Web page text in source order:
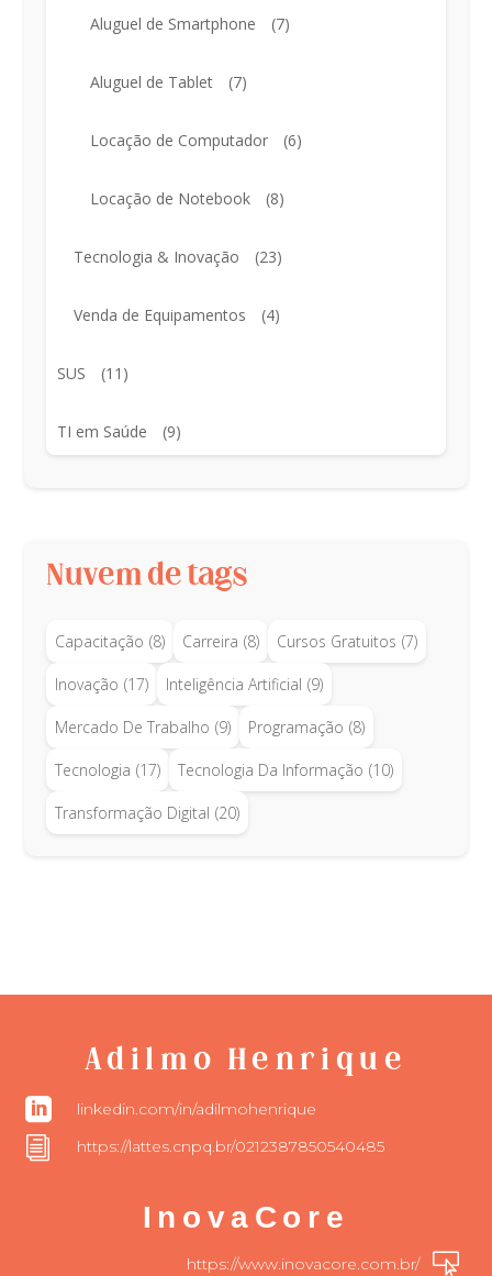
Aluguel de Smartphone (7)
Aluguel de Tablet (7)
Locação de Computador (6)
Locação de Notebook (8)
Tecnologia & Inovação (23)
Venda de Equipamentos (4)
SUS (11)
TI em Saúde (9)
Nuvem de tags
Capacitação (8) Carreira (8) Cursos Gratuitos (7)
Inovação (17) Inteligência Artificial (9)
Mercado De Trabalho (9) Programação (8)
Tecnologia (17) Tecnologia Da Informação (10)
Transformação Digital (20)
Adilmo Henrique
 linkedin.com/in/adilmohenrique
i https://lattes.cnpq.br/0212387850540485
InovaCore

https://www.inovacore.com.br/